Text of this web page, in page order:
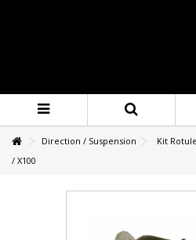
Direction / Suspension
Kit
/ X100